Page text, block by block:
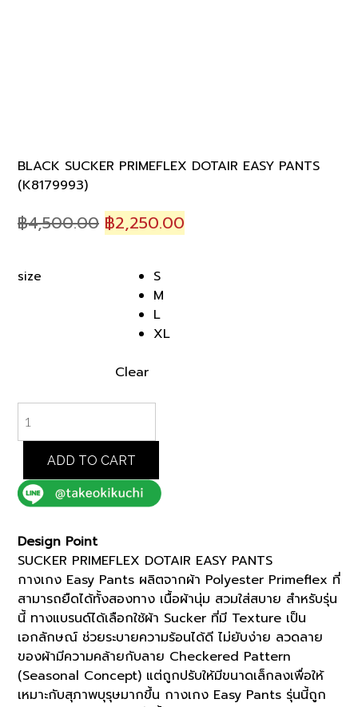
BLACK SUCKER PRIMEFLEX DOTAIR EASY PANTS
(K8179993)
฿4,500.00 Original
฿4,500.00.
฿2,250.00
size
S
M
L
XL
Clear
SUCKER
PRIMEFLEX
DOTAIR
EASY
PANTS
(K8179993)
ADD TO CART
Design Point
SUCKER PRIMEFLEX DOTAIR EASY PANTS
กางเกง Easy Pants ผลิตจากผ้า Polyester Primeflex ที่
สามารถยืดได้ทั้งสองทาง เนื้อผ้านุ่ม สวมใส่สบาย สำหรับรุ่น
นี้ ทางแบรนด์ได้เลือกใช้ผ้า Sucker ที่มี Texture เป็น
เอกลักษณ์ ช่วยระบายความร้อนได้ดี ไม่ยับง่าย ลวดลาย
ของผ้ามีความคล้ายกับลาย Checkered Pattern
(Seasonal Concept) แต่ถูกปรับให้มีขนาดเล็กลงเพื่อให้
เหมาะกับสุภาพบุรุษมากขึ้น กางเกง Easy Pants รุ่นนี้ถูก